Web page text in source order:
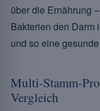
über die Ernährung
Bakterien den Darm
und so eine
Multi-Stamm-
Vergleich